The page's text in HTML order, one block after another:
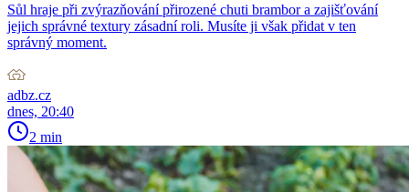
Sůl hraje při zvýrazňování přirozené chuti brambor a zajišťování
jejich správné textury zásadní roli. Musíte ji však přidat v ten
správný moment.
adbz.cz
dnes, 20:40
2 min